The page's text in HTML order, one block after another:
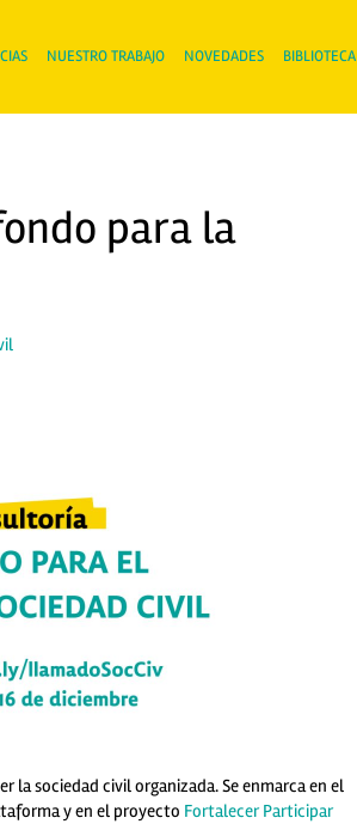
NUESTRO TRABAJO NOVEDADES BIBLIOTECA
para la
la sociedad civil organizada. Se enmarca en el
y en el proyecto Fortalecer Participar